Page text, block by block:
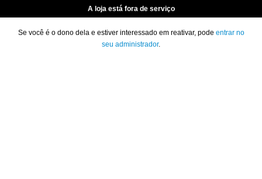
A loja está fora de serviço
Se você é o dono dela e estiver interessado em reativar, pode entrar no
seu administrador.